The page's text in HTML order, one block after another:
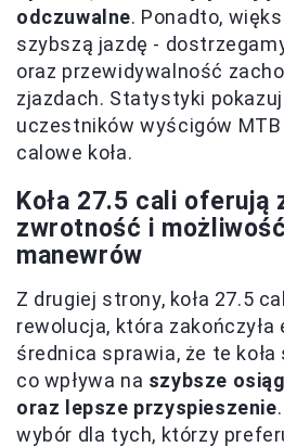
odczuwalne. Ponadto,
szybszą jazdę -
oraz przewidywalność
zjazdach. Statystyki
uczestników wyścigów
calowe koła.
Koła 27.5 cali oferują
zwrotność i
manewrów
Z drugiej strony, koła 27.5
rewolucja, która zakończyła
średnica sprawia, że te
co wpływa na szybsze
oraz lepsze przyspieszenie
wybór dla tych, którzy